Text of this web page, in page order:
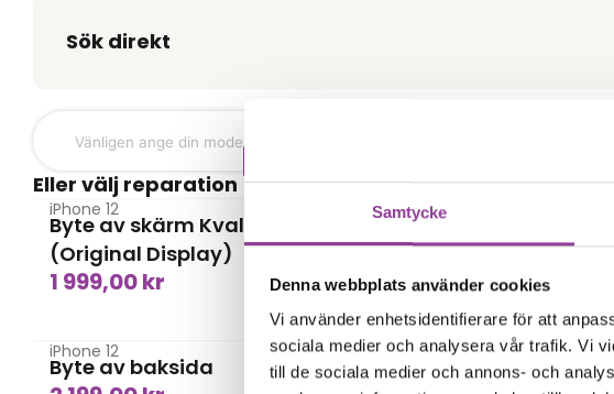
Samtycke
Denna webbplats använder cookies
Vi använder enhetsidentifierare för att
sociala medier och analysera vår trafik. Vi
till de sociala medier och annons- och
Sök direkt
Eller välj reparation
iPhone 12
Byte av skärm Kvalité A
(Original Display)
1 999,00kr
iPhone 12
Byte av skärm
1 299,00kr
iPhone 12
Byte av baksida
iPhone 12
Byte av främre